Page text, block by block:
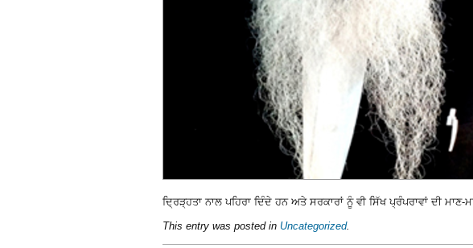
ਦ੍ਰਿੜ੍ਹਤਾ ਨਾਲ ਪਹਿਰਾ ਦਿੰਦੇ ਹਨ ਅਤੇ ਸਰਕਾਰਾਂ ਨੂੰ ਵੀ ਸਿੱਖ ਪ੍ਰੰਪਰਾਵਾਂ ਦੀ ਮਾਣ-
This entry was posted in Uncategorized.